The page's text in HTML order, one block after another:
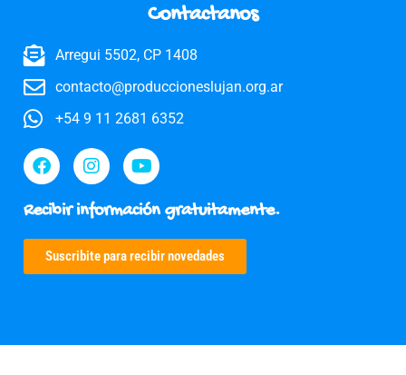
Contactanos
Arregui 5502, CP 1408
contacto@produccioneslujan.org.ar
+54 9 11 2681 6352
Recibir información gratuitamente.
Suscribite para recibir novedades